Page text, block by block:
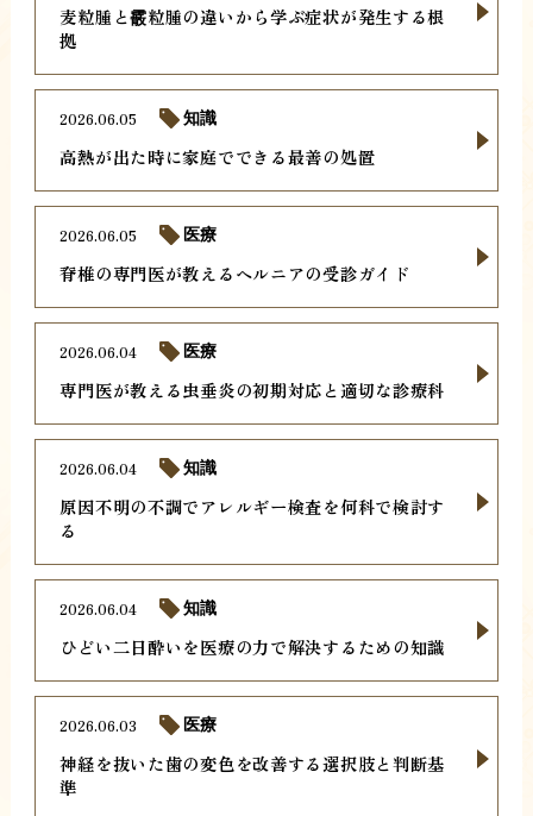
麦粒腫と霰粒腫の違いから学ぶ症状が発生する根
拠
高熱が出た時に家庭でできる最善の処置
2026.06.05 知識
脊椎の専門医が教えるヘルニアの受診ガイド
2026.06.05 医療
専門医が教える虫垂炎の初期対応と適切な診療科
2026.06.04 医療
原因不明の不調でアレルギー検査を何科で検討す
る
2026.06.04 知識
ひどい二日酔いを医療の力で解決するための知識
2026.06.04 知識
神経を抜いた歯の変色を改善する選択肢と判断基
準
2026.06.03 医療